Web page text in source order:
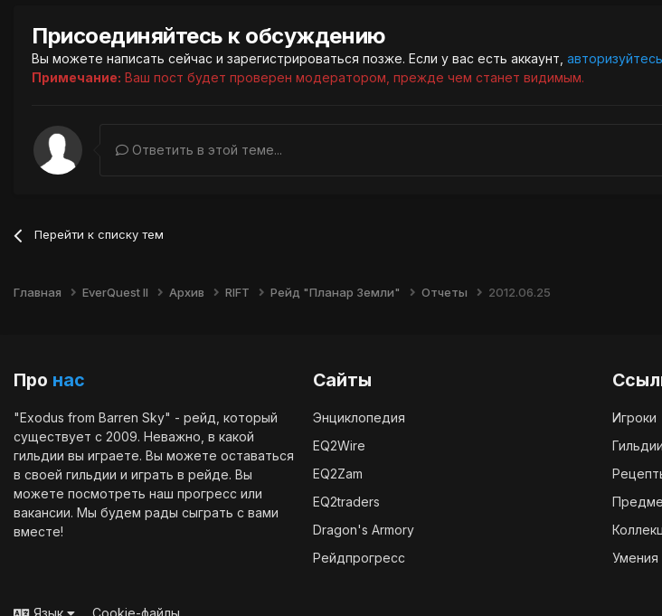
Присоединяйтесь к обсуждению
Вы можете написать сейчас и зарегистрироваться позже. Если у вас есть аккаунт, авторизуйтесь
Примечание: Ваш пост будет проверен модератором, прежде чем станет видимым.
Ответить в этой теме...
Перейти к списку тем
Главная EverQuest II Архив RIFT Рейд "Планар Земли" Отчеты 2012.06.25
Про нас
"Exodus from Barren Sky" - рейд, который
существует с 2009. Неважно, в какой
гильдии вы играете. Вы можете оставаться
в своей гильдии и играть в рейде. Вы
можете посмотреть наш прогресс или
вакансии. Мы будем рады сыграть с вами
вместе!
Сайты
Энциклопедия
EQ2Wire
EQ2Zam
EQ2traders
Dragon's Armory
Рейдпрогресс
Игроки
Гильдии
Умения